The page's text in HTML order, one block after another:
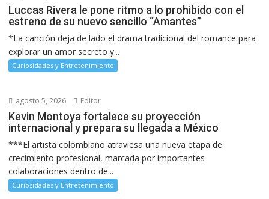
Luccas Rivera le pone ritmo a lo prohibido con el
estreno de su nuevo sencillo “Amantes”
*La canción deja de lado el drama tradicional del romance para
explorar un amor secreto y...
Curiosidades y Entretenimiento
agosto 5, 2026 Editor
Kevin Montoya fortalece su proyección
internacional y prepara su llegada a México
***El artista colombiano atraviesa una nueva etapa de
crecimiento profesional, marcada por importantes
colaboraciones dentro de...
Curiosidades y Entretenimiento